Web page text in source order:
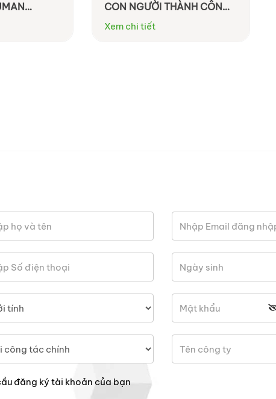
CON NGƯỜI THÀNH CÔNG
CÙNG DOANH NGHIỆP
Xem chi tiết
đăng ký tài khoản của bạn